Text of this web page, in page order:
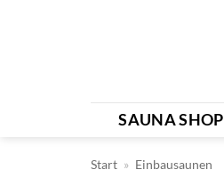
SAUNA SHOP
Start » Einbausaunen